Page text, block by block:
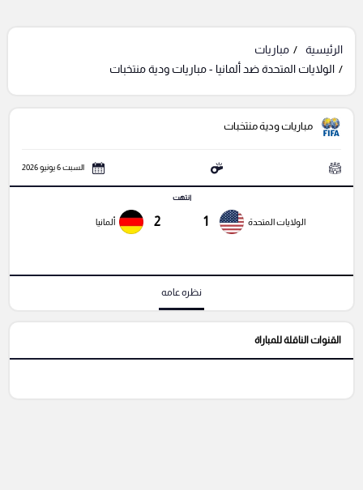
الرئيسية
مباريات
الولايات المتحدة ضد ألمانيا - مباريات ودية منتخبات
مباريات ودية منتخبات
السبت 6 يونيو 2026
الولايات المتحدة 1
انتهت
2 ألمانيا
نظره عامه
القنوات الناقلة للمباراة